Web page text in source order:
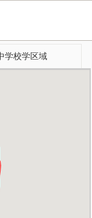
学校学区域